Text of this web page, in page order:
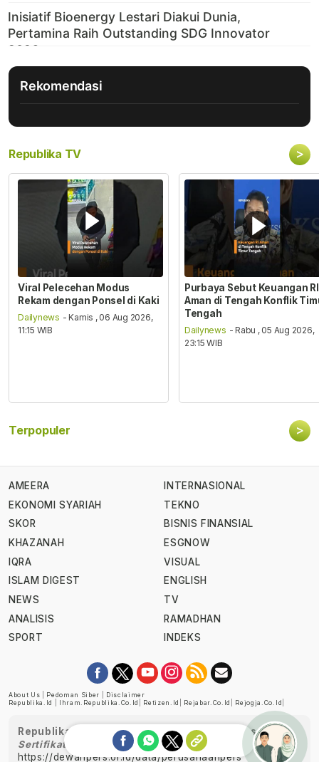
Rekomendasi
Republika TV >
Viral Pelecehan Modus
Rekam dengan Ponsel di Kaki
Dailynews - Kamis , 06 Aug 2026,
11:15 WIB
Purbaya Sebut Keuangan RI
Aman di Tengah Konflik
Tengah
Dailynews - Rabu , 05 Aug 2026,
23:15 WIB
Terpopuler >
AMEERA
EKONOMI SYARIAH
SKOR
KHAZANAH
IQRA
ISLAM DIGEST
NEWS
ANALISIS
SPORT
INTERNASIONAL
TEKNO
BISNIS FINANSIAL
ESGNOW
VISUAL
ENGLISH
TV
RAMADHAN
INDEKS
About Us Pedoman Siber
Disclaimer
Republika.id
Ihram.republika.co.id Retizen.id Rejabar.co.id Rejogja.co.id
Republika telah diverifikasi oleh Dewan Pers
Sertifikat Nomor 1058/DP-Verifikasi/K/XII/2022
https://dewanpers.or.id/data/perusahaanpers